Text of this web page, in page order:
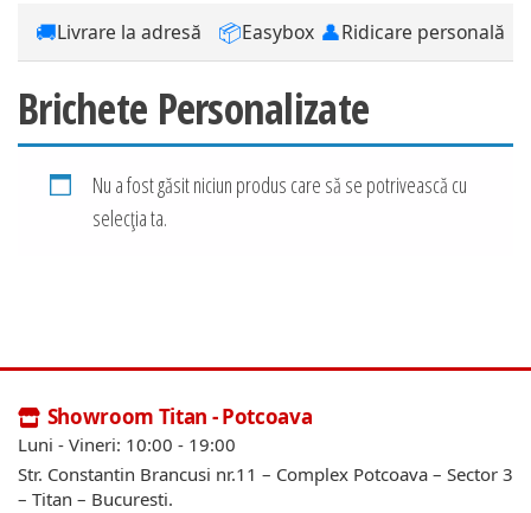
🚚Livrare la adresă 📦Easybox 👤Ridicare personală
Brichete Personalizate
Nu a fost găsit niciun produs care să se potrivească cu
selecția ta.
Showroom Titan - Potcoava
Luni - Vineri: 10:00 - 19:00
Str. Constantin Brancusi nr.11 – Complex Potcoava – Sector 3
– Titan – Bucuresti.